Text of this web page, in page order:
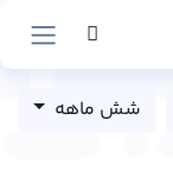
شش ماهه